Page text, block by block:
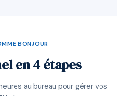
BONJOUR
en 4 étapes
au bureau pour gérer vos